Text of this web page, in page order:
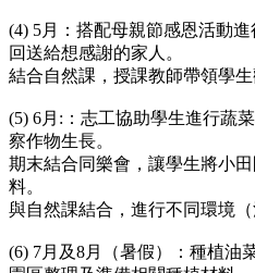
(4) 5月：搭配母親節感恩活動
回送給想感謝的家人。
結合自然課，授課教師帶領學生
(5) 6月:：志工協助學生進行蔬
察作物生長。
期末結合同樂會，讓學生將小
料。
與自然課結合，進行不同環境
(6) 7月及8月（暑假）：種植油